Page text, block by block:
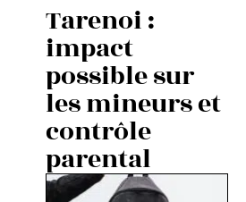
Tarenoi :
impact
possible sur
les mineurs et
contrôle
parental